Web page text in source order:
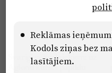
Svarīgi svētceļniekiem: uz
Aglonu kursēs papildu
Reklāmas
Kodols ziņas bez
lasītājiem.